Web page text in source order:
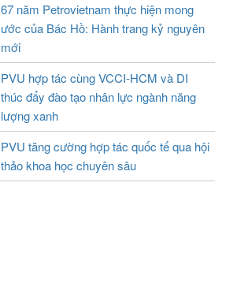
67 năm Petrovietnam thực hiện mong
ước của Bác Hồ: Hành trang kỷ nguyên
mới
PVU hợp tác cùng VCCI-HCM và DI
thúc đẩy đào tạo nhân lực ngành năng
lượng xanh
PVU tăng cường hợp tác quốc tế qua hội
thảo khoa học chuyên sâu